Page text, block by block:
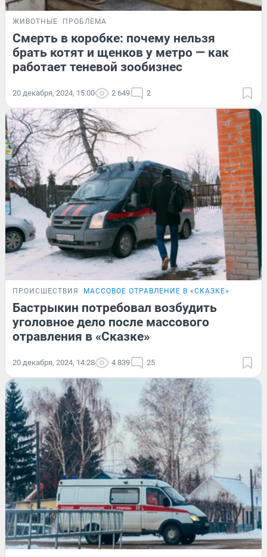
ЖИВОТНЫЕ ПРОБЛЕМА
Смерть в коробке: почему нельзя
брать котят и щенков у метро — как
работает теневой зообизнес
20 декабря, 2024, 15:00 2 649 2
ПРОИСШЕСТВИЯ МАССОВОЕ ОТРАВЛЕНИЕ В «СКАЗКЕ»
Бастрыкин потребовал возбудить
уголовное дело после массового
отравления в «Сказке»
20 декабря, 2024, 14:28 4 839 25